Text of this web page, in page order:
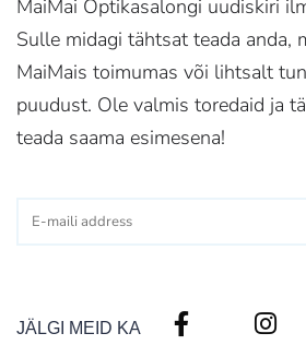
MaiMai Optikasalongi uudiskiri
Sulle midagi tähtsat teada anda,
MaiMais toimumas või lihtsalt
puudust. Ole valmis toredaid ja
teada saama esimesena!
JÄLGI MEID KA